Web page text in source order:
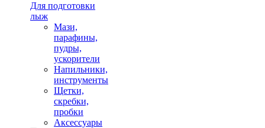
Для подготовки
лыж
Мази,
парафины,
пудры,
ускорители
Напильники,
инструменты
Щетки,
скребки,
пробки
Аксессуары